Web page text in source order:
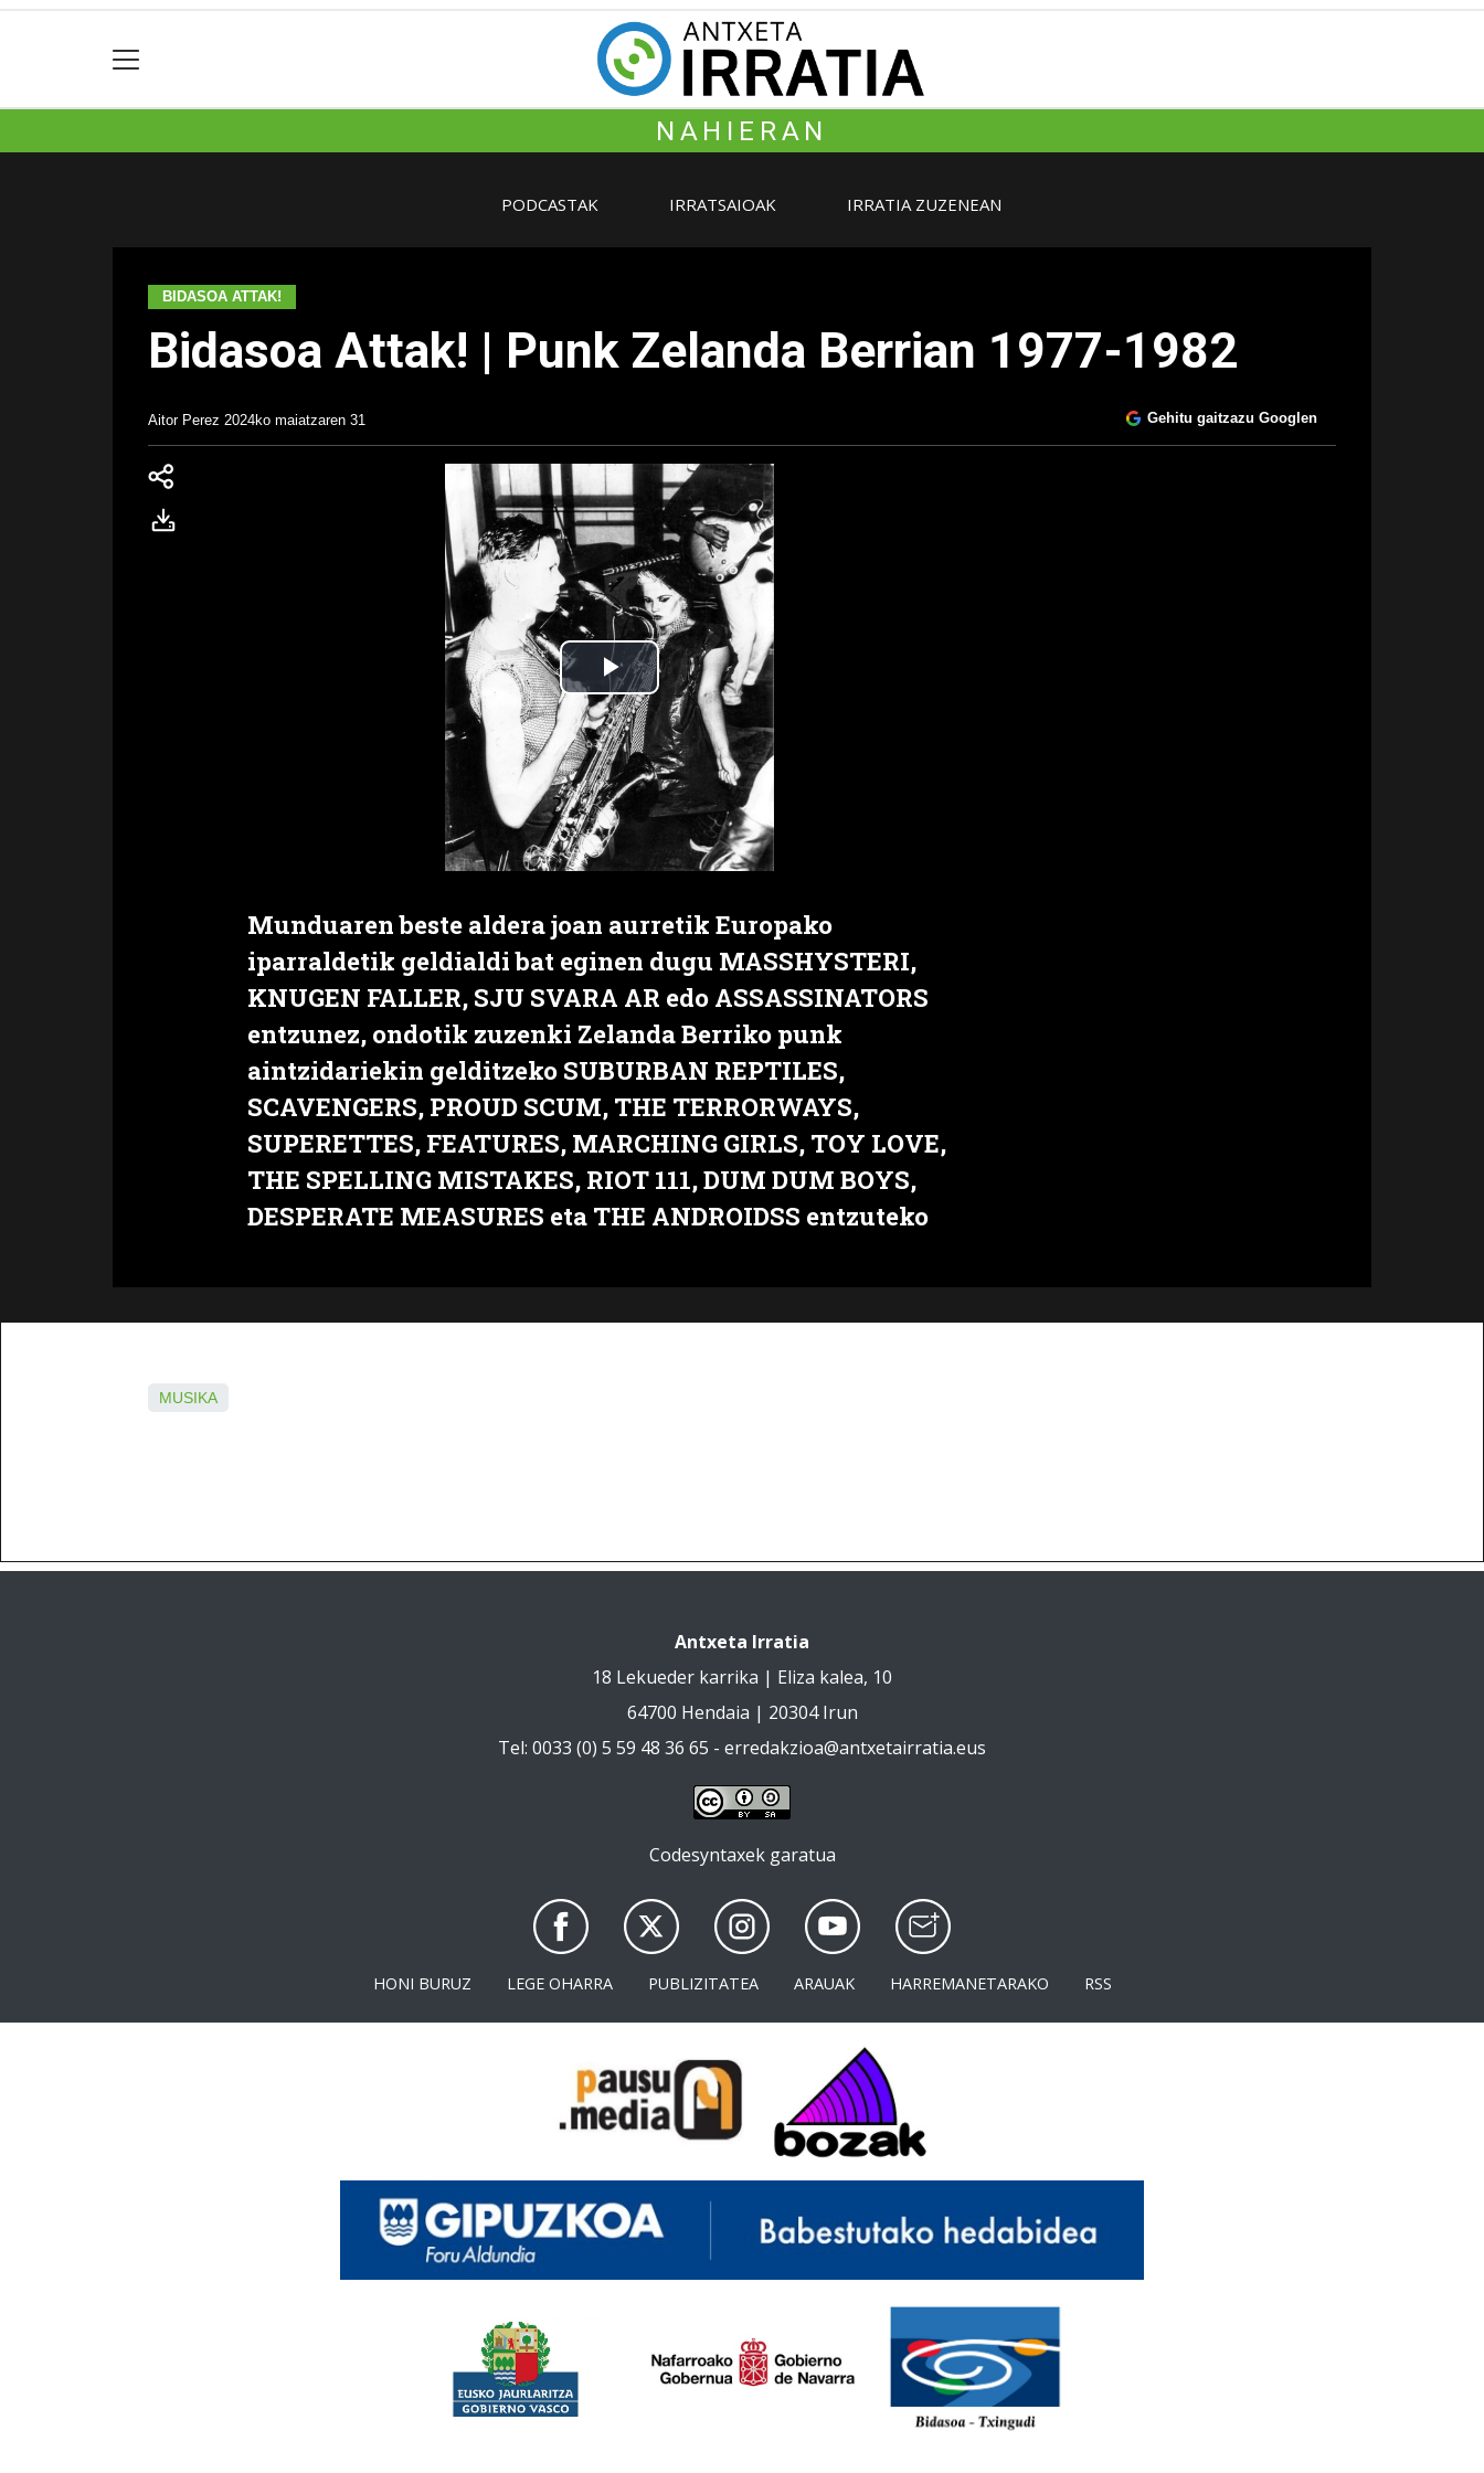
NAHIERAN
PODCASTAK IRRATSAIOAK IRRATIA ZUZENEAN
BIDASOA ATTAK!
Bidasoa Attak! | Punk Zelanda Berrian 1977-1982
Aitor Perez 2024ko maiatzaren 31 Gehitu gaitzazu Googlen
Munduaren beste aldera joan aurretik Europako
iparraldetik geldialdi bat eginen dugu MASSHYSTERI,
KNUGEN FALLER, SJU SVARA AR edo ASSASSINATORS
entzunez, ondotik zuzenki Zelanda Berriko punk
aintzidariekin gelditzeko SUBURBAN REPTILES,
SCAVENGERS, PROUD SCUM, THE TERRORWAYS,
SUPERETTES, FEATURES, MARCHING GIRLS, TOY LOVE,
THE SPELLING MISTAKES, RIOT 111, DUM DUM BOYS,
DESPERATE MEASURES eta THE ANDROIDSS entzuteko
MUSIKA
Antxeta Irratia
18 Lekueder karrika | Eliza kalea, 10
64700 Hendaia | 20304 Irun
Tel: 0033 (0) 5 59 48 36 65 - erredakzioa@antxetairratia.eus
Codesyntaxek garatua
HONI BURUZ LEGE OHARRA PUBLIZITATEA ARAUAK HARREMANETARAKO RSS